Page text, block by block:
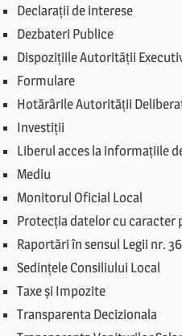
Declarații de interese
Dezbateri Publice
Dispozițiile Autorității
Formulare
Hotărârile Autorității
Investiții
Liberul acces la informațiile
Mediu
Monitorul Oficial Local
Protecția datelor cu caracter
Raportări în sensul Legii nr.
Sedințele Consiliului Local
Taxe și Impozite
Transparenta Decizionala